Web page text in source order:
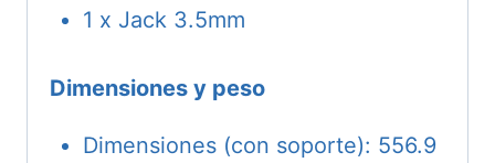
1 x Jack 3.5mm
Dimensiones y peso
Dimensiones (con soporte): 556.9